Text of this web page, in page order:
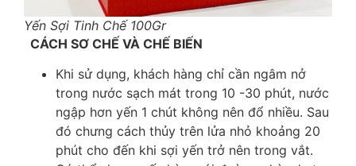
Yến Sợi Tinh Chế 100Gr
CÁCH SƠ CHẾ VÀ CHẾ BIẾN
Khi sử dụng, khách hàng chỉ cần ngâm nở
trong nước sạch mát trong 10 -30 phút, nước
ngập hơn yến 1 chút không nên đổ nhiều. Sau
đó chưng cách thủy trên lửa nhỏ khoảng 20
phút cho đến khi sợi yến trở nên trong vắt.